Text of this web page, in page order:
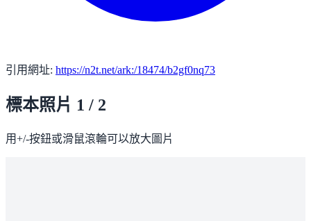
引用網址: https://n2t.net/ark:/18474/b2gf0nq73
標本照片 1 / 2
用+/-按鈕或滑鼠滾輪可以放大圖片